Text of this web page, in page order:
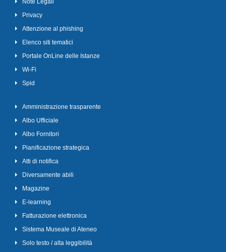
Note Legali
Privacy
Attenzione al phishing
Elenco siti tematici
Portale OnLine delle Istanze
Wi-Fi
Spid
Amministrazione trasparente
Albo Ufficiale
Albo Fornitori
Pianificazione strategica
Atti di notifica
Diversamente abili
Magazine
E-learning
Fatturazione elettronica
Sistema Museale di Ateneo
Solo testo / alta leggibilità